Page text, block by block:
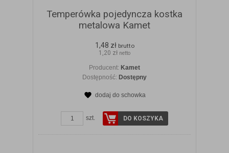
Temperówka pojedyncza kostka
metalowa Kamet
1,48 zł brutto
1,20 zł netto
Producent: Kamet
Dostępność: Dostępny
dodaj do schowka
szt. DO KOSZYKA